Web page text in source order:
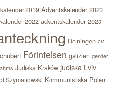
2019 Adventskalender 2020
2022 adventskalender 2023
Delningen av
Förintelsen galizien gender
Judiska Kraków judiska Lviv
Szymanowski Kommunistiska Polen